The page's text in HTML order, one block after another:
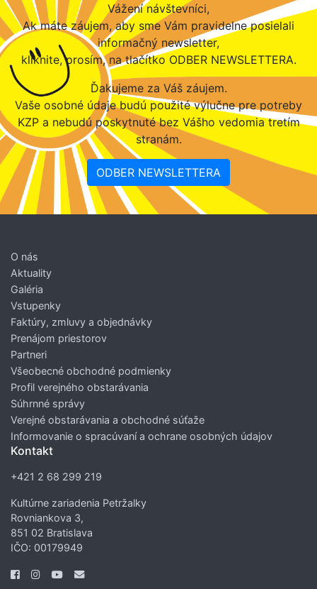
Vážení návštevníci,
Ak máte záujem, aby sme Vám pravidelne posielali
informačný newsletter,
kliknite, prosím, na tlačítko ODBER NEWSLETTERA.
Ďakujeme za Váš záujem.
Vaše osobné údaje budú použité výlučne pre potreby
KZP a nebudú poskytnuté bez Vášho vedomia tretím
stranám.
ODBER NEWSLETTERA
O nás
Aktuality
Galéria
Vstupenky
Faktúry, zmluvy a objednávky
Prenájom priestorov
Partneri
Všeobecné obchodné podmienky
Profil verejného obstarávania
Súhrnné správy
Verejné obstarávania a obchodné súťaže
Informovanie o spracúvaní a ochrane osobných údajov
Kontakt
+421 2 68 299 219
Kultúrne zariadenia Petržalky
Rovniankova 3,
851 02 Bratislava
IČO: 00179949